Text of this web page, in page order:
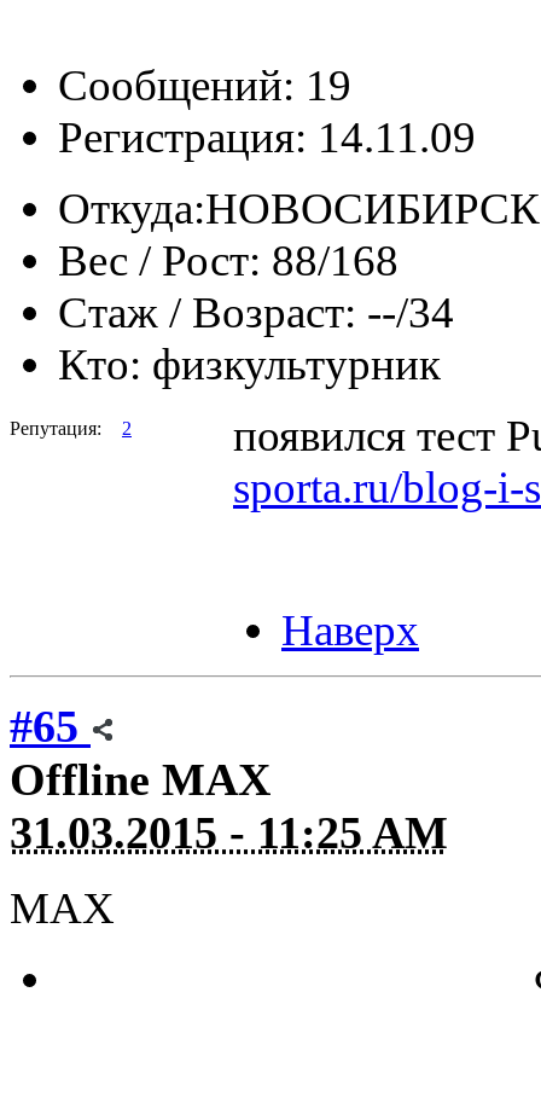
Сообщений: 19
Регистрация: 14.11.09
Откуда:НОВОСИБИРСК
Вес / Рост: 88/168
Стаж / Возраст: --/34
Кто: физкультурник
Репутация: 2
появился тест
sporta.ru/blog-i-
Наверх
#65
Offline MAX
31.03.2015 - 11:25 AM
MAX